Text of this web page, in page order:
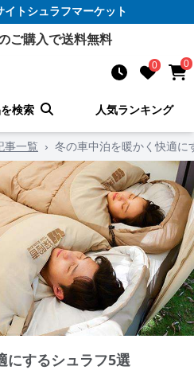
イトシュラフマーケット
ご購入で送料無料
0 0
検索 人気ランキング
事一覧 › 冬の車中泊を暖かく快適に
にするシュラフ5選